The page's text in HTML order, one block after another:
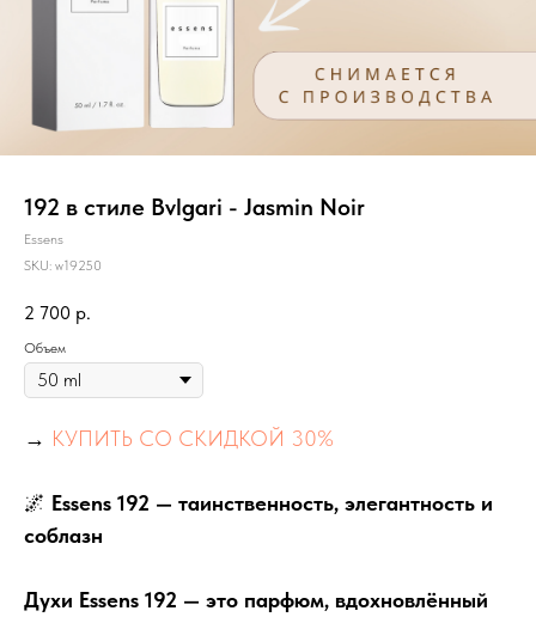
192 в стиле Bvlgari - Jasmin Noir
Essens
SKU: w19250
2 700 р.
Объем
→ КУПИТЬ СО СКИДКОЙ 30%
🌌 Essens 192 — таинственность, элегантность и
соблазн
Духи Essens 192 — это парфюм, вдохновлённый